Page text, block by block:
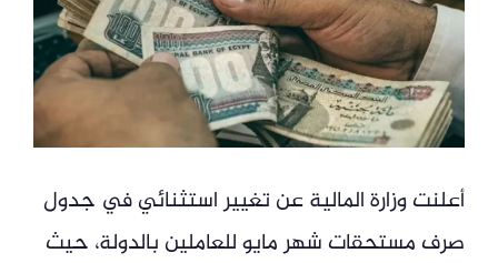
أعلنت وزارة المالية عن تغيير استثنائي في جدول
صرف مستحقات شهر مايو للعاملين بالدولة، حيث